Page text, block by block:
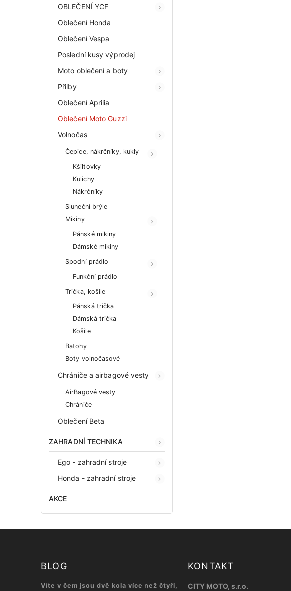
OBLEČENÍ YCF
Oblečení Honda
Oblečení Vespa
Poslední kusy výprodej
Moto oblečení a boty
Přilby
Oblečení Aprilia
Oblečení Moto Guzzi
Volnočas
Čepice, nákrčníky, kukly
Kšiltovky
Kulichy
Nákrčníky
Sluneční brýle
Mikiny
Pánské mikiny
Dámské mikiny
Spodní prádlo
Funkční prádlo
Trička, košile
Pánská trička
Dámská trička
Košile
Batohy
Boty volnočasové
Chrániče a airbagové vesty
AirBagové vesty
Chrániče
Oblečení Beta
ZAHRADNÍ TECHNIKA
Ego - zahradní stroje
Honda - zahradní stroje
AKCE
BLOG
Víte v čem jsou dvě kola více než čtyři,
KONTAKT
CITY MOTO, s.r.o.